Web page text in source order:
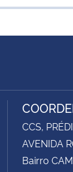
CCS,
AVENIDA
Bairro